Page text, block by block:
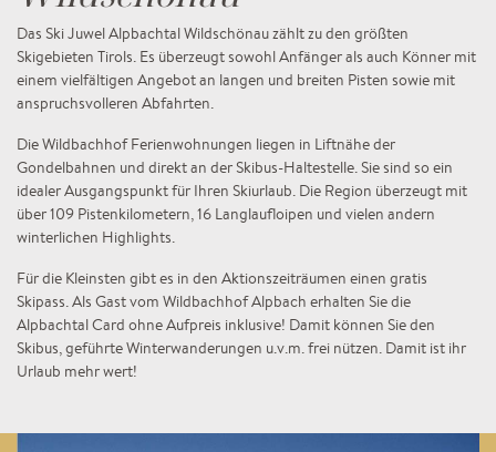
Das Ski Juwel Alpbachtal Wildschönau zählt zu den größten
Skigebieten Tirols. Es überzeugt sowohl Anfänger als auch Könner mit
einem vielfältigen Angebot an langen und breiten Pisten sowie mit
anspruchsvolleren Abfahrten.
Die Wildbachhof Ferienwohnungen liegen in Liftnähe der
Gondelbahnen und direkt an der Skibus-Haltestelle. Sie sind so ein
idealer Ausgangspunkt für Ihren Skiurlaub. Die Region überzeugt mit
über 109 Pistenkilometern, 16 Langlaufloipen und vielen andern
winterlichen Highlights.
Für die Kleinsten gibt es in den Aktionszeiträumen einen gratis
Skipass. Als Gast vom Wildbachhof Alpbach erhalten Sie die
Alpbachtal Card ohne Aufpreis inklusive! Damit können Sie den
Skibus, geführte Winterwanderungen u.v.m. frei nützen. Damit ist ihr
Urlaub mehr wert!